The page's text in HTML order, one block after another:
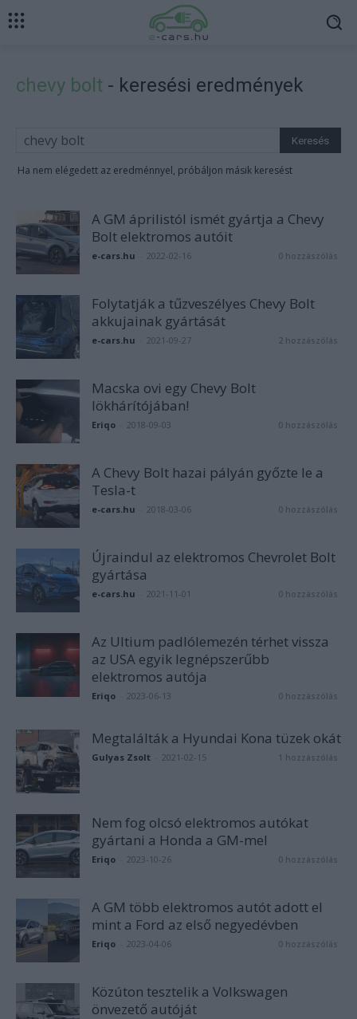
chevy bolt - keresési eredmények
Ha nem elégedett az eredménnyel, próbáljon másik keresést
A GM áprilistól ismét gyártja a Chevy
Bolt elektromos autóit
e-cars.hu 2022-02-16 0 hozzászólás
Folytatják a tűzveszélyes Chevy Bolt
akkujainak gyártását
e-cars.hu 2021-09-27 2 hozzászólás
Macska ovi egy Chevy Bolt
lökhárítójában!
Eriqo 2018-09-03 0 hozzászólás
A Chevy Bolt hazai pályán győzte le a
Tesla-t
e-cars.hu 2018-03-06 0 hozzászólás
Újraindul az elektromos Chevrolet Bolt
gyártása
e-cars.hu 2021-11-01 0 hozzászólás
Az Ultium padlólemezén térhet vissza
az USA egyik legnépszerűbb
elektromos autója
Eriqo 2023-06-13 0 hozzászólás
Megtalálták a Hyundai Kona tüzek okát
Gulyas Zsolt 2021-02-15 1 hozzászólás
Nem fog olcsó elektromos autókat
gyártani a Honda a GM-mel
Eriqo 2023-10-26 0 hozzászólás
A GM több elektromos autót adott el
mint a Ford az első negyedévben
Eriqo 2023-04-06 0 hozzászólás
Közúton tesztelik a Volkswagen
önvezető autóját